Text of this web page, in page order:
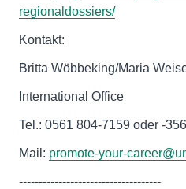
regionaldossiers/
Kontakt:
Britta Wöbbeking/Maria
International Office
Tel.: 0561 804-7159 oder -
Mail: promote-your-
------------------------------------